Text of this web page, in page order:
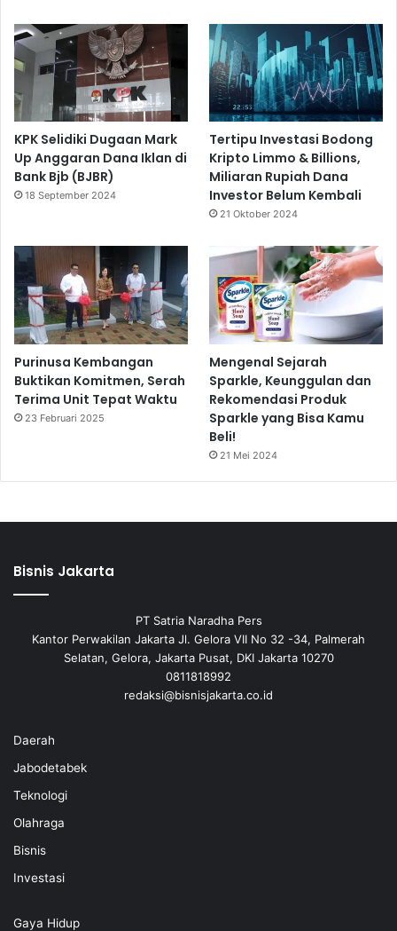
KPK Selidiki Dugaan Mark
Up Anggaran Dana Iklan di
Bank Bjb (BJBR)
18 September 2024
Tertipu Investasi Bodong
Kripto Limmo & Billions,
Miliaran Rupiah Dana
Investor Belum Kembali
21 Oktober 2024
Purinusa Kembangan
Buktikan Komitmen, Serah
Terima Unit Tepat Waktu
23 Februari 2025
Mengenal Sejarah
Sparkle, Keunggulan dan
Rekomendasi Produk
Sparkle yang Bisa Kamu
Beli!
21 Mei 2024
Bisnis Jakarta
PT Satria Naradha Pers
Kantor Perwakilan Jakarta Jl. Gelora VII No 32 -34, Palmerah
Selatan, Gelora, Jakarta Pusat, DKI Jakarta 10270
0811818992
redaksi@bisnisjakarta.co.id
Daerah
Jabodetabek
Teknologi
Olahraga
Bisnis
Investasi
Gaya Hidup